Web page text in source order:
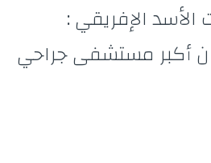
الأسد الإفريقي :
أكبر مستشفى جراحي